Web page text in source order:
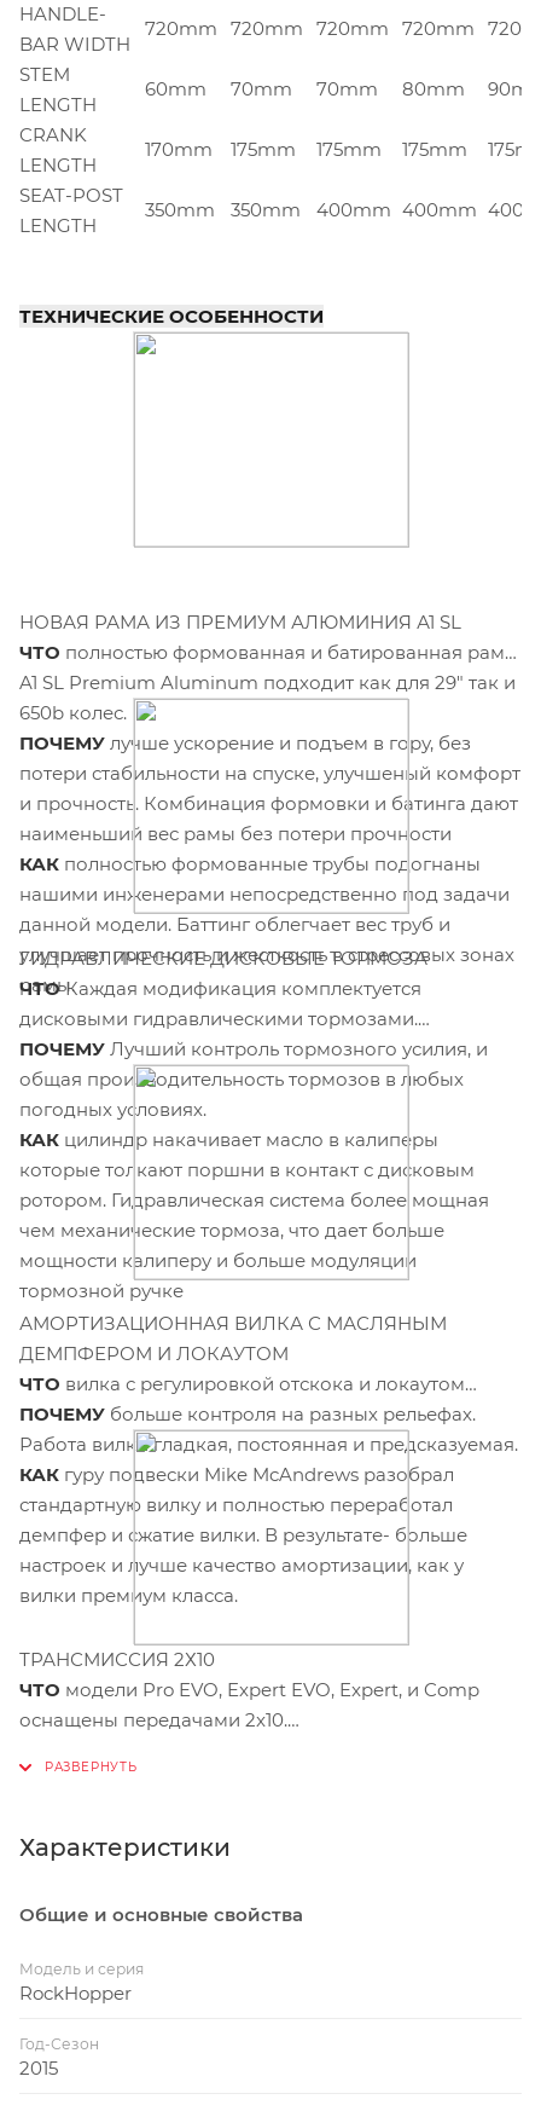
HANDLE-
BAR WIDTH
720mm 720mm 720mm 720mm
STEM
LENGTH
60mm 70mm 70mm 80mm
CRANK
LENGTH
170mm 175mm 175mm 175mm
SEAT-POST
LENGTH
350mm 350mm 400mm 400mm
ТЕХНИЧЕСКИЕ ОСОБЕННОСТИ
НОВАЯ РАМА ИЗ ПРЕМИУМ АЛЮМИНИЯ А1 SL
ЧТО полностью формованная и батированная рама
A1 SL Premium Aluminum подходит как для 29" так и
650b колес.
ПОЧЕМУ лучше ускорение и подъем в гору, без
потери стабильности на спуске, улучшеный комфорт
и прочность. Комбинация формовки и батинга дают
наименьший вес рамы без потери прочности
КАК полностью формованные трубы подогнаны
нашими инженерами непосредственно под задачи
данной модели. Баттинг облегчает вес труб и
улучшает прочность и жесткость в стрессовых зонах
рамы.
ГИДРАВЛИЧЕСКИЕ ДИСКОВЫЕ ТОРМОЗА
ЧТОКаждая модификация комплектуется
дисковыми гидравлическими тормозами.
ПОЧЕМУ Лучший контроль тормозного усилия, и
общая производительность тормозов в любых
погодных условиях.
КАК цилиндр накачивает масло в калиперы
которые толкают поршни в контакт с дисковым
ротором. Гидравлическая система более мощная
чем механические тормоза, что дает больше
мощности калиперу и больше модуляции
тормозной ручке
АМОРТИЗАЦИОННАЯ ВИЛКА С МАСЛЯНЫМ
ДЕМПФЕРОМ И ЛОКАУТОМ
ЧТО вилка с регулировкой отскока и локаутом
ПОЧЕМУ больше контроля на разных рельефах.
Работа вилки гладкая, постоянная и предсказуемая.
КАК гуру подвески Mike McAndrews разобрал
стандартную вилку и полностью переработал
демпфер и сжатие вилки. В результате- больше
настроек и лучше качество амортизации, как у
вилки премиум класса.
ТРАНСМИССИЯ 2Х10
ЧТО модели Pro EVO, Expert EVO, Expert, и Comp
оснащены передачами 2x10.
тройные звезды, большинство рельефов
Характеристики
Общие и основные свойства
Модель и серия
RockHopper
Год-Сезон
2015